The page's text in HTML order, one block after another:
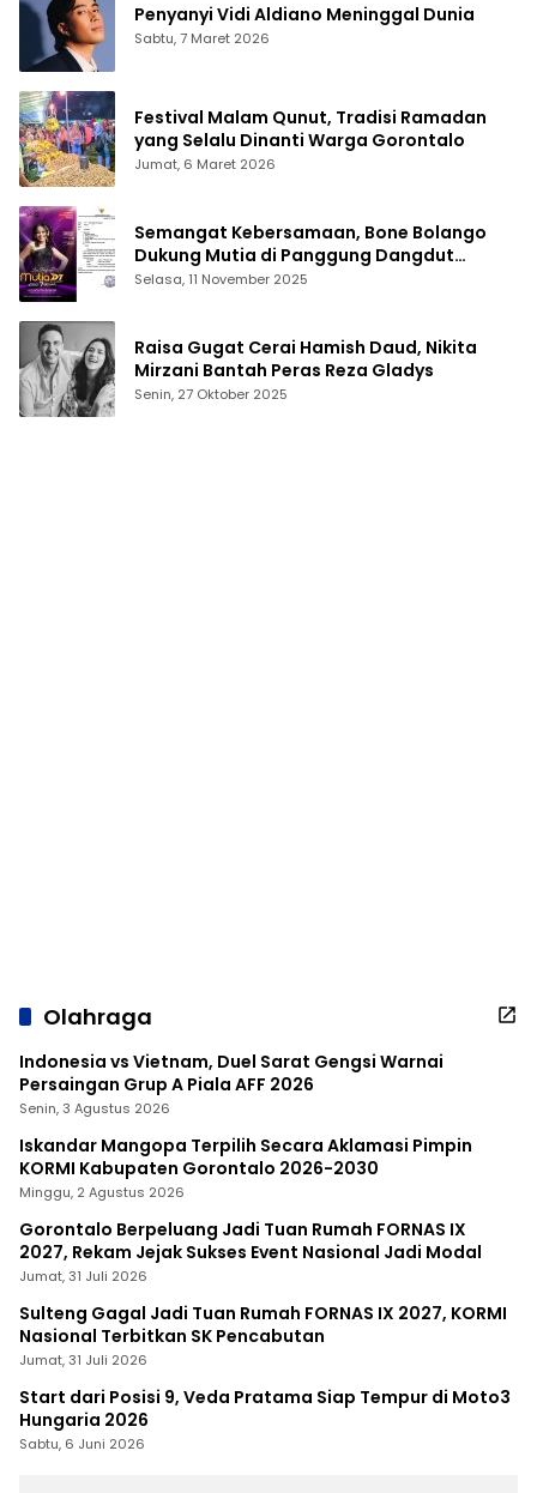
Penyanyi Vidi Aldiano Meninggal Dunia
Sabtu, 7 Maret 2026
Festival Malam Qunut, Tradisi Ramadan
yang Selalu Dinanti Warga Gorontalo
Jumat, 6 Maret 2026
Semangat Kebersamaan, Bone Bolango
Dukung Mutia di Panggung Dangdut
Academy 7
Selasa, 11 November 2025
Raisa Gugat Cerai Hamish Daud, Nikita
Mirzani Bantah Peras Reza Gladys
Senin, 27 Oktober 2025
Olahraga
Indonesia vs Vietnam, Duel Sarat Gengsi Warnai
Persaingan Grup A Piala AFF 2026
Senin, 3 Agustus 2026
Iskandar Mangopa Terpilih Secara Aklamasi Pimpin
KORMI Kabupaten Gorontalo 2026-2030
Minggu, 2 Agustus 2026
Gorontalo Berpeluang Jadi Tuan Rumah FORNAS IX
2027, Rekam Jejak Sukses Event Nasional Jadi Modal
Jumat, 31 Juli 2026
Sulteng Gagal Jadi Tuan Rumah FORNAS IX 2027, KORMI
Nasional Terbitkan SK Pencabutan
Jumat, 31 Juli 2026
Start dari Posisi 9, Veda Pratama Siap Tempur di Moto3
Hungaria 2026
Sabtu, 6 Juni 2026